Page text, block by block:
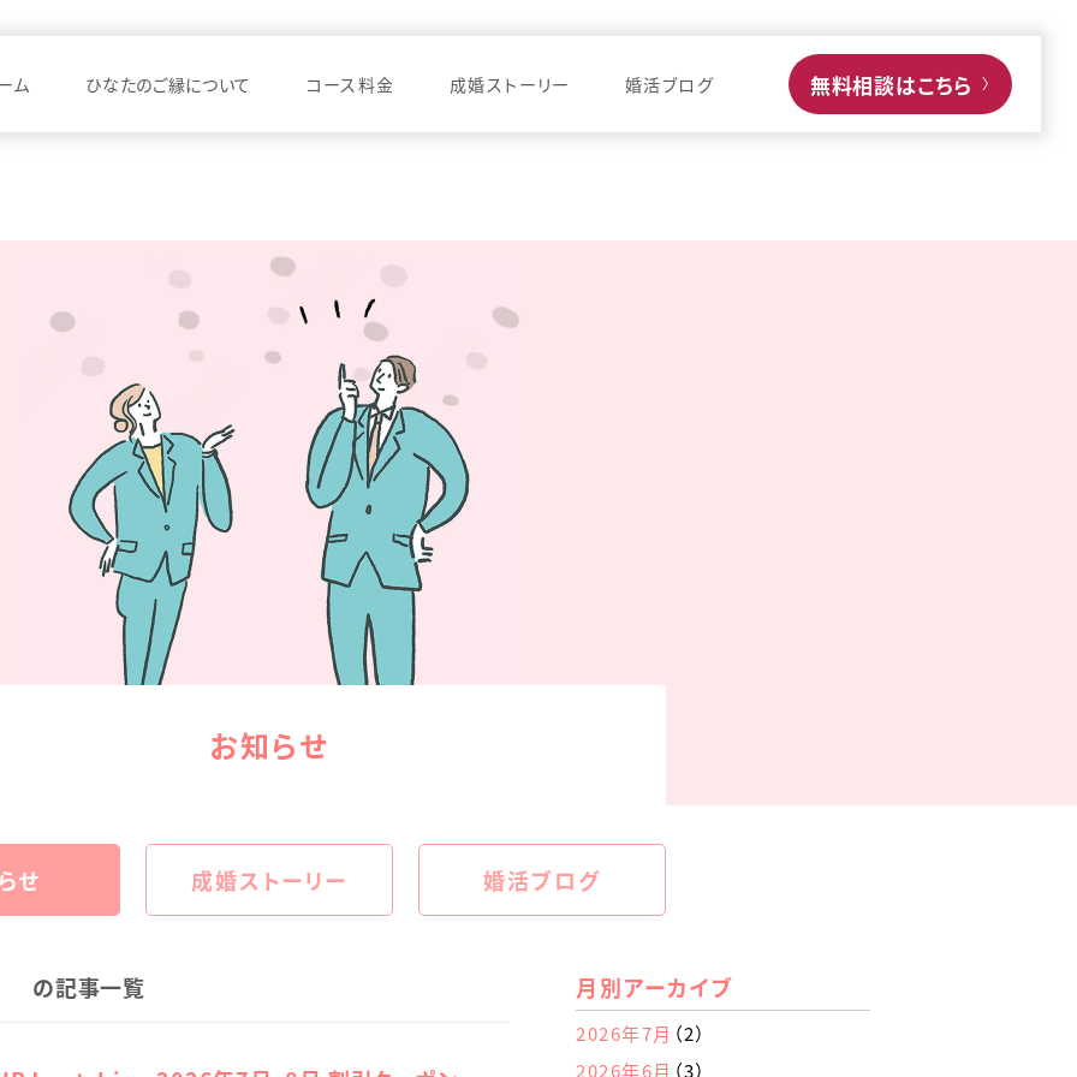
ム ひなたのご縁について コース料金 成婚ストーリー 婚活ブログ 無料相談はこちら 〉
お知らせ
せ 成婚ストーリー 婚活ブログ
の記事一覧 月別アーカイブ
2026年7月 （2）
2026年6月 （3）